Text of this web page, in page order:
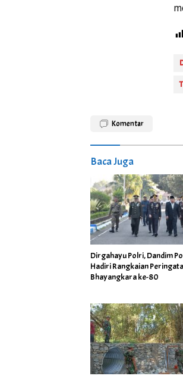
Komentar
Baca Juga
Dirgahayu Polri, Dandim Ponorogo
Hadiri Rangkaian
Bhayangkara ke-80